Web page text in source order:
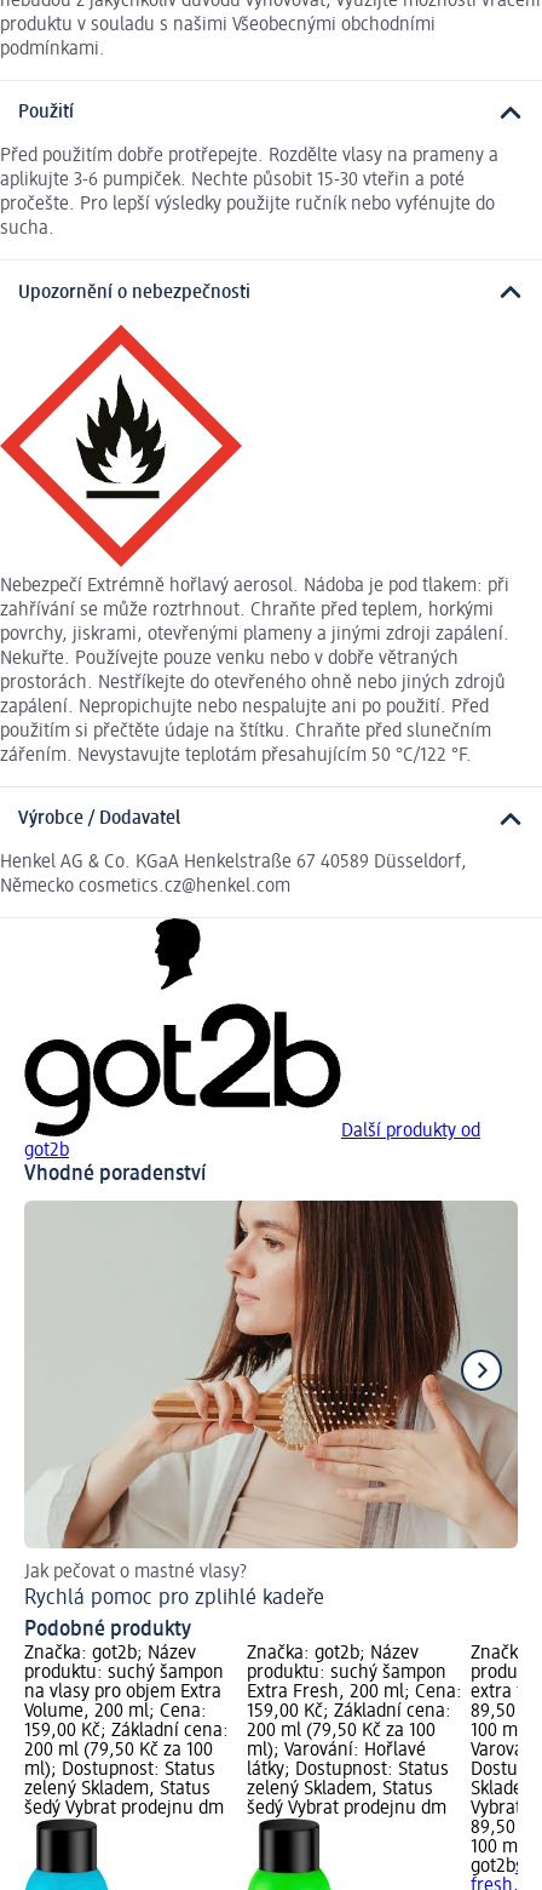
produktu v souladu s našimi Všeobecnými obchodními
podmínkami.
Použití
Před použitím dobře protřepejte. Rozdělte vlasy na prameny a
aplikujte 3-6 pumpiček. Nechte působit 15-30 vteřin a poté
pročešte. Pro lepší výsledky použijte ručník nebo vyfénujte do
sucha.
Upozornění o nebezpečnosti
Nebezpečí Extrémně hořlavý aerosol. Nádoba je pod tlakem: při
zahřívání se může roztrhnout. Chraňte před teplem, horkými
povrchy, jiskrami, otevřenými plameny a jinými zdroji zapálení.
Nekuřte. Používejte pouze venku nebo v dobře větraných
prostorách. Nestříkejte do otevřeného ohně nebo jiných zdrojů
zapálení. Nepropichujte nebo nespalujte ani po použití. Před
použitím si přečtěte údaje na štítku. Chraňte před slunečním
zářením. Nevystavujte teplotám přesahujícím 50 °C/122 °F.
Výrobce / Dodavatel
Henkel AG & Co. KGaA Henkelstraße 67 40589 Düsseldorf,
Německo cosmetics.cz@henkel.com
Další produkty od
got2b
Vhodné poradenství
Jak pečovat o mastné vlasy?
Rychlá pomoc pro zplihlé kadeře
Podobné produkty
Značka: got2b; Název
produktu: suchý šampon
na vlasy pro objem Extra
Volume, 200 ml; Cena:
159,00 Kč; Základní cena:
200 ml (79,50 Kč za 100
ml); Dostupnost: Status
zelený Skladem, Status
šedý Vybrat prodejnu dm
Značka: got2b; Název
produktu: suchý šampon
Extra Fresh, 200 ml; Cena:
159,00 Kč; Základní cena:
200 ml (79,50 Kč za 100
ml); Varování: Hořlavé
látky; Dostupnost: Status
zelený Skladem, Status
šedý Vybrat prodejnu dm
Značka:
extra
89,50
100 ml
Vybrat
89,50 Kč
100 ml
got2b